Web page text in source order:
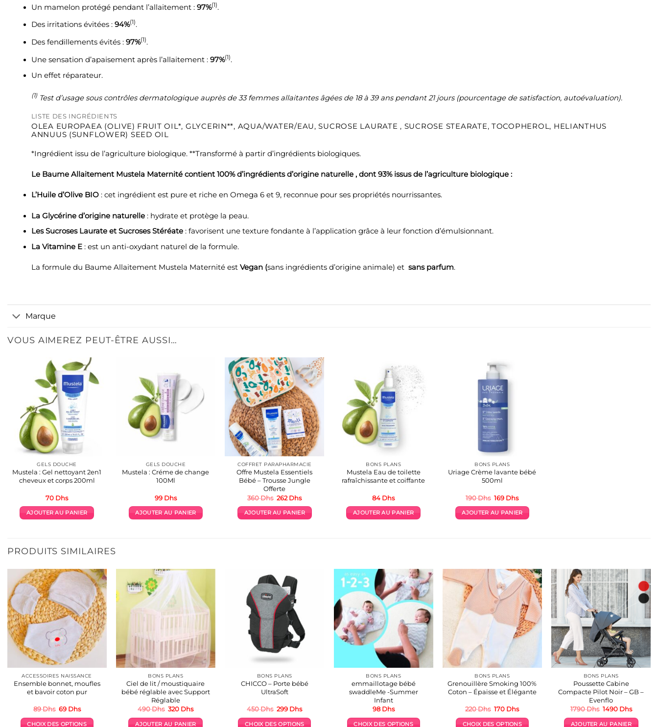
Un mamelon protégé pendant l’allaitement : 97%(1).
Des irritations évitées : 94%(1).
Des fendillements évités : 97%(1).
Une sensation d’apaisement après l’allaitement :97%(1).
Un effet réparateur.
(1)Test d’usage sous contrôles dermatologique auprès de 33 femmes allaitantes âgées de 18 à 39 ans pendant 21 jours (pourcentage de satisfaction, autoévaluation).
LISTE DES INGRÉDIENTS
OLEA EUROPAEA (OLIVE) FRUIT OIL*, GLYCERIN**, AQUA/WATER/EAU, SUCROSE LAURATE , SUCROSE STEARATE, TOCOPHEROL, HELIANTHUS
ANNUUS (SUNFLOWER) SEED OIL
*Ingrédient issu de l’agriculture biologique. **Transformé à partir d’ingrédients biologiques.
Le Baume Allaitement Mustela Maternité contient 100% d’ingrédients d’origine naturelle , dont 93% issus de l’agriculture biologique :
L’Huile d’Olive BIO: cet ingrédient est pure et riche en Omega 6 et 9, reconnue pour ses propriétés nourrissantes.
La Glycérine d’origine naturelle: hydrate et protège la peau.
Les Sucroses Laurate et Sucroses Stéréate: favorisent une texture fondante à l’application grâce à leur fonction d’émulsionnant.
La Vitamine E: est un anti-oxydant naturel de la formule.
La formule du Baume Allaitement Mustela Maternité estVegan (sans ingrédients d’origine animale) et sans parfum.
Marque
VOUS AIMEREZ PEUT-ÊTRE AUSSI…
GELS DOUCHE
Mustela : Gel nettoyant 2en1
cheveux et corps 200ml
70 Dhs
AJOUTER AU PANIER
GELS DOUCHE
Mustela : Créme de change
100Ml
99 Dhs
AJOUTER AU PANIER
COFFRET PARAPHARMACIE
Offre Mustela Essentiels
Bébé – Trousse Jungle
Offerte
360Dhs Le
initial
était :
262DhsLe
actuel
est :
AJOUTER AU PANIER
BONS PLANS
Mustela Eau de toilette
rafraîchissante et coiffante
84 Dhs
AJOUTER AU PANIER
BONS PLANS
Uriage Crème lavante bébé
500ml
190Dhs Le
initial
était :
169 DhsLe
actuel
est :
AJOUTER AU PANIER
PRODUITS SIMILAIRES
ACCESSOIRES NAISSANCE
Ensemble bonnet, moufles
et bavoir coton pur
89Dhs Le
initial
69 DhsLe
actuel
CHOIX DES OPTIONS
BONS PLANS
Ciel de lit / moustiquaire
bébé réglable avec Support
Réglable
490Dhs Le
initial
320 DhsLe
actuel
AJOUTER AU PANIER
BONS PLANS
CHICCO – Porte bébé
UltraSoft
450Dhs Le
initial
299 DhsLe
actuel
CHOIX DES OPTIONS
BONS PLANS
emmaillotage bébé
swaddleMe -Summer
Infant
98Dhs
CHOIX DES OPTIONS
BONS PLANS
Grenouillère Smoking 100%
Coton – Épaisse et Élégante
220Dhs Le
initial
170 DhsLe
actuel
CHOIX DES OPTIONS
BONS PLANS
Poussette Cabine
Compacte Pilot Noir – GB –
Evenflo
1790Dhs Le
initial
1490 DhsLe
actuel
AJOUTER AU PANIER